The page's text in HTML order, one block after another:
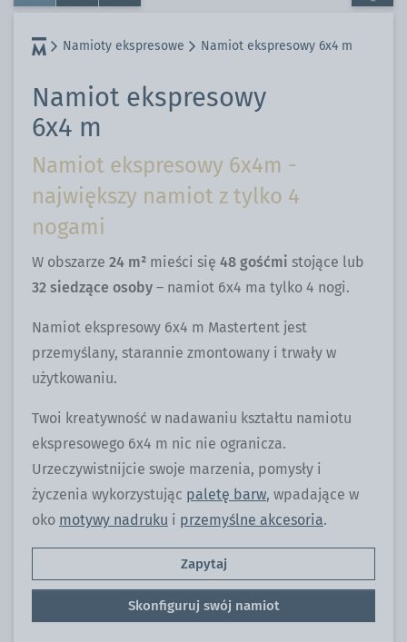
Namioty ekspresowe Namiot ekspresowy 6x4 m
Namiot ekspresowy
6x4 m
Namiot ekspresowy 6x4m -
największy namiot z tylko 4
nogami
W obszarze 24 m² mieści się 48 gośćmi stojące lub
32 siedzące osoby – namiot 6x4 ma tylko 4 nogi.
Namiot ekspresowy 6x4 m Mastertent jest
przemyślany, starannie zmontowany i trwały w
użytkowaniu.
Twoi kreatywność w nadawaniu kształtu namiotu
ekspresowego 6x4 m nic nie ogranicza.
Urzeczywistnijcie swoje marzenia, pomysły i
życzenia wykorzystując paletę barw, wpadające w
oko motywy nadruku i przemyślne akcesoria.
Zapytaj
Skonfiguruj swój namiot